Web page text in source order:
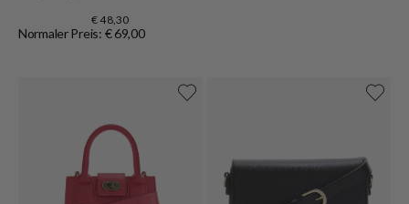
€ 48,30
Normaler Preis: € 69,00